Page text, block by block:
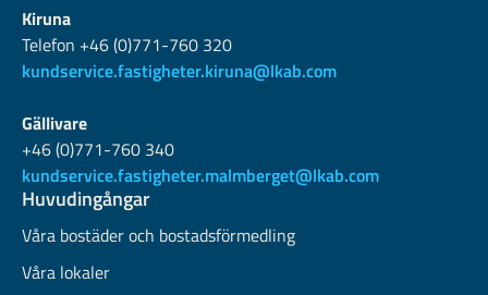
Kiruna
Telefon +46 (0)771-760 320
kundservice.fastigheter.kiruna@lkab.com
Gällivare
+46 (0)771-760 340
kundservice.fastigheter.malmberget@lkab.com
Huvudingångar
Våra bostäder och bostadsförmedling
Våra lokaler